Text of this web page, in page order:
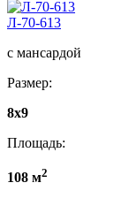
Л-70-613
с мансардой
Размер:
8x9
Площадь:
108 м2